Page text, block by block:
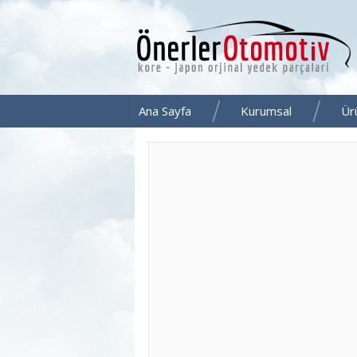
Ana Sayfa Kurumsal